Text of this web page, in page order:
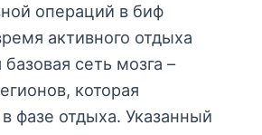
операций в биф
активного отдыха
базовая сеть мозга –
которая
фазе отдыха. Указанный